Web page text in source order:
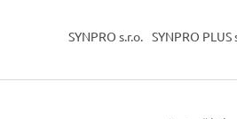
SYNPRO s.r.o. SYNPRO PLUS